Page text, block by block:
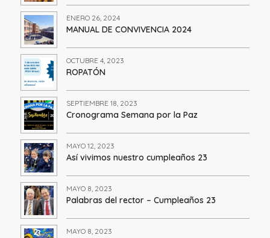
ENERO 26, 2024
MANUAL DE CONVIVENCIA 2024
OCTUBRE 4, 2023
ROPATÓN
SEPTIEMBRE 18, 2023
Cronograma Semana por la Paz
MAYO 12, 2023
Así vivimos nuestro cumpleaños 23
MAYO 8, 2023
Palabras del rector – Cumpleaños 23
MAYO 8, 2023